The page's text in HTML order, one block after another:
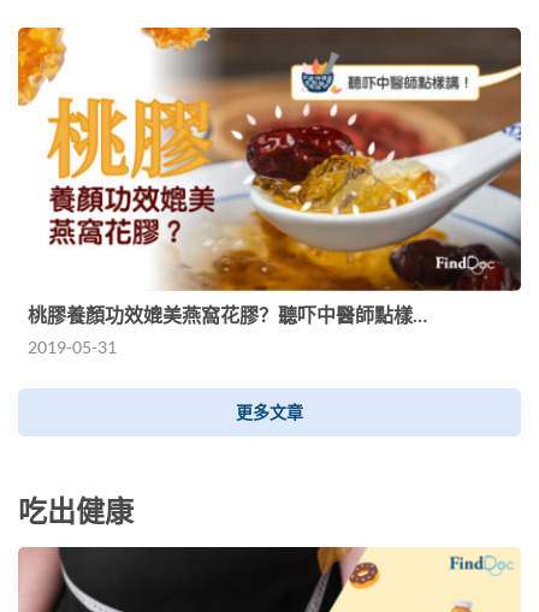
桃膠養顏功效媲美燕窩花膠？聽吓中醫師點樣…
2019-05-31
更多文章
吃出健康